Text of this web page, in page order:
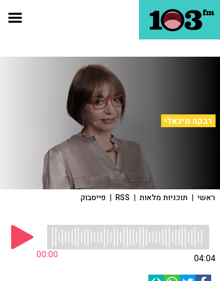
רבקה מיכאלי
ראשי | תוכניות מלאות |
RSS
| פייסבוק
00:00 04:04